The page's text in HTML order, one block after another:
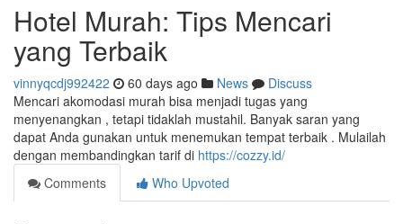
Hotel Murah: Tips Mencari
yang Terbaik
vinnyqcdj992422 60 days ago News
Discuss
Mencari akomodasi murah bisa menjadi tugas yang
menyenangkan , tetapi tidaklah mustahil. Banyak saran yang
dapat Anda gunakan untuk menemukan tempat terbaik . Mulailah
dengan membandingkan tarif di https://cozzy.id/
Comments
Who Upvoted